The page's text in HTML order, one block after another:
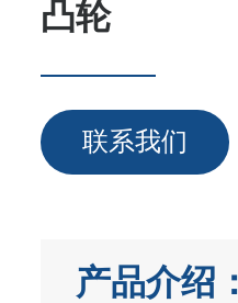
凸轮
联系我们
产品介绍：